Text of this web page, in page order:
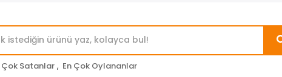
Çok Satanlar , En Çok Oylananlar